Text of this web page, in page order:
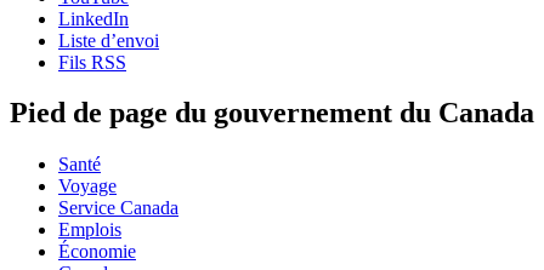
LinkedIn
Liste d’envoi
Fils RSS
Pied de page du gouvernement du Canada
Santé
Voyage
Service Canada
Emplois
Économie